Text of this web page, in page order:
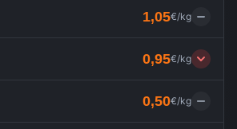
1,05€/kg
0,95€/kg
0,50€/kg